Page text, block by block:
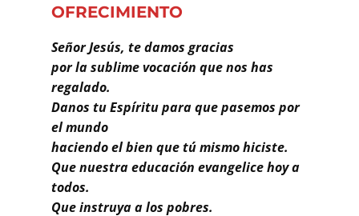
OFRECIMIENTO
Señor Jesús, te damos gracias
por la sublime vocación que nos has
regalado.
Danos tu Espíritu para que pasemos por
el mundo
haciendo el bien que tú mismo hiciste.
Que nuestra educación evangelice hoy a
todos.
Que instruya a los pobres.